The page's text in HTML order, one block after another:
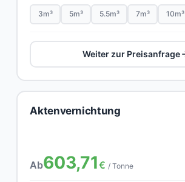
3m³ 5m³ 5.5m³ 7m³ 10m³
Weiter zur Preisanfrage
Aktenvernichtung
Ab603,71€ / Tonne